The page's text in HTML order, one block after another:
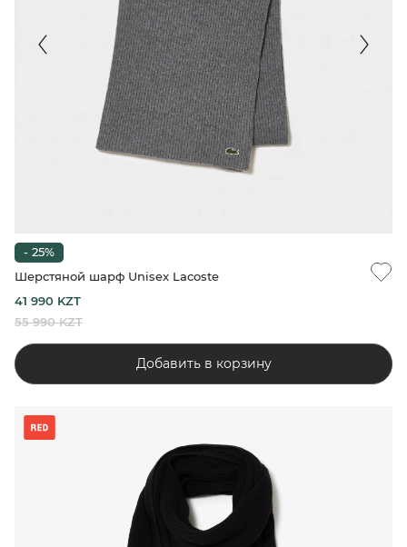
- 25%
Шерстяной шарф Unisex Lacoste
41 990 KZT
55 990 KZT
Добавить в корзину